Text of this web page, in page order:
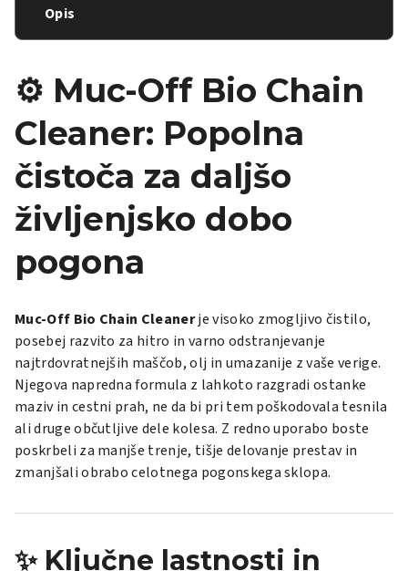
Opis
⚙️ Muc-Off Bio Chain
Cleaner: Popolna
čistoča za daljšo
življenjsko dobo
pogona
Muc-Off Bio Chain Cleanerje visoko zmogljivo čistilo,
posebej razvito za hitro in varno odstranjevanje
najtrdovratnejših maščob, olj in umazanije z vaše verige.
Njegova napredna formula z lahkoto razgradi ostanke
maziv in cestni prah, ne da bi pri tem poškodovala tesnila
ali druge občutljive dele kolesa. Z redno uporabo boste
poskrbeli za manjše trenje, tišje delovanje prestav in
zmanjšali obrabo celotnega pogonskega sklopa.
✨ Ključne lastnosti in